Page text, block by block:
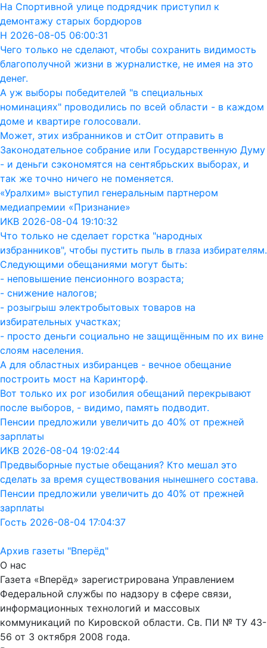
На Спортивной улице подрядчик приступил к
демонтажу старых бордюров
Н 2026-08-05 06:00:31
Чего только не сделают, чтобы сохранить видимость
благополучной жизни в журналистке, не имея на это
денег.
А уж выборы победителей "в специальных
номинациях" проводились по всей области - в каждом
доме и квартире голосовали.
Может, этих избранников и стОит отправить в
Законодательное собрание или Государственную Думу
- и деньги сэкономятся на сентябрьских выборах, и
так же точно ничего не поменяется.
«Уралхим» выступил генеральным партнером
медиапремии «Признание»
ИКВ 2026-08-04 19:10:32
Что только не сделает горстка "народных
избранников", чтобы пустить пыль в глаза избирателям.
Следующими обещаниями могут быть:
- неповышение пенсионного возраста;
- снижение налогов;
- розыгрыш электробытовых товаров на
избирательных участках;
- просто деньги социально не защищённым по их вине
слоям населения.
А для областных избиранцев - вечное обещание
построить мост на Каринторф.
Вот только их рог изобилия обещаний перекрывают
после выборов, - видимо, память подводит.
Пенсии предложили увеличить до 40% от прежней
зарплаты
ИКВ 2026-08-04 19:02:44
Предвыборные пустые обещания? Кто мешал это
сделать за время существования нынешнего состава.
Пенсии предложили увеличить до 40% от прежней
зарплаты
Гость 2026-08-04 17:04:37
Архив газеты "Вперёд"
О нас
Газета «Вперёд» зарегистрирована Управлением
Федеральной службы по надзору в сфере связи,
информационных технологий и массовых
коммуникаций по Кировской области. Св. ПИ № ТУ 43-
56 от 3 октября 2008 года.